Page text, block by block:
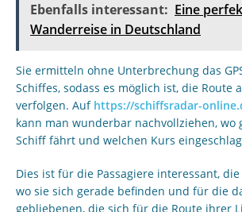
Ebenfalls interessant: Eine
Wanderreise in Deutschland
Sie ermitteln ohne Unterbrechung das
Schiffes, sodass es möglich ist, die Route
verfolgen. Auf https://schiffsradar-
kann man wunderbar nachvollziehen, wo
Schiff fährt und welchen Kurs
Dies ist für die Passagiere interessant,
wo sie sich gerade befinden und für die
gebliebenen, die sich für die Route ihrer